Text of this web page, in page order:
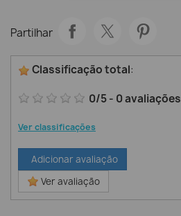
Partilhar
Classificação total:
0/5- 0avaliações
Ver classificações
Adicionar avaliação
Ver avaliação